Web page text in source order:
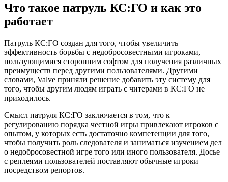
Что такое патруль КС:ГО и как это
работает
Патруль КС:ГО создан для того, чтобы увеличить
эффективность борьбы с недобросовестными игроками,
пользующимися сторонним софтом для получения различных
преимуществ перед другими пользователями. Другими
словами, Valve приняли решение добавить эту систему для
того, чтобы другим людям играть с читерами в КС:ГО не
приходилось.
Смысл патруля КС:ГО заключается в том, что к
регулированию порядка честной игры привлекают игроков с
опытом, у которых есть достаточно компетенции для того,
чтобы получить роль следователя и заниматься изучением дел
о недобросовестной игре того или иного пользователя. Досье
с реплеями пользователей поставляют обычные игроки
посредством репортов.